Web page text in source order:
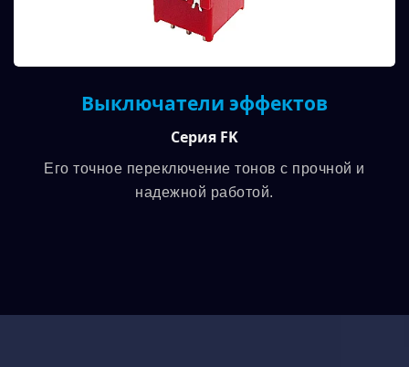
Выключатели эффектов
Серия FK
Его точное переключение тонов с прочной и
надежной работой.